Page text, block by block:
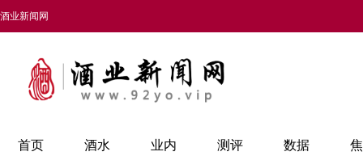
酒业新闻网
首页 酒水 业内 测评 数据